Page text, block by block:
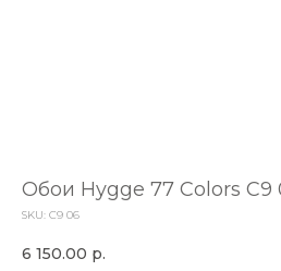
Обои Hygge 77 Colors C9
SKU: C9 06
6 150.00 р.